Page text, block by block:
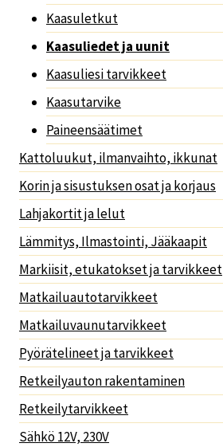
Kaasuletkut
Kaasuliedet ja uunit
Kaasuliesi tarvikkeet
Kaasutarvike
Paineensäätimet
Kattoluukut, ilmanvaihto, ikkunat
Korin ja sisustuksen osat ja korjaus
Lahjakortit ja lelut
Lämmitys, Ilmastointi, Jääkaapit
Markiisit, etukatokset ja tarvikkeet
Matkailuautotarvikkeet
Matkailuvaunutarvikkeet
Pyörätelineet ja tarvikkeet
Retkeilyauton rakentaminen
Retkeilytarvikkeet
Sähkö 12V, 230V